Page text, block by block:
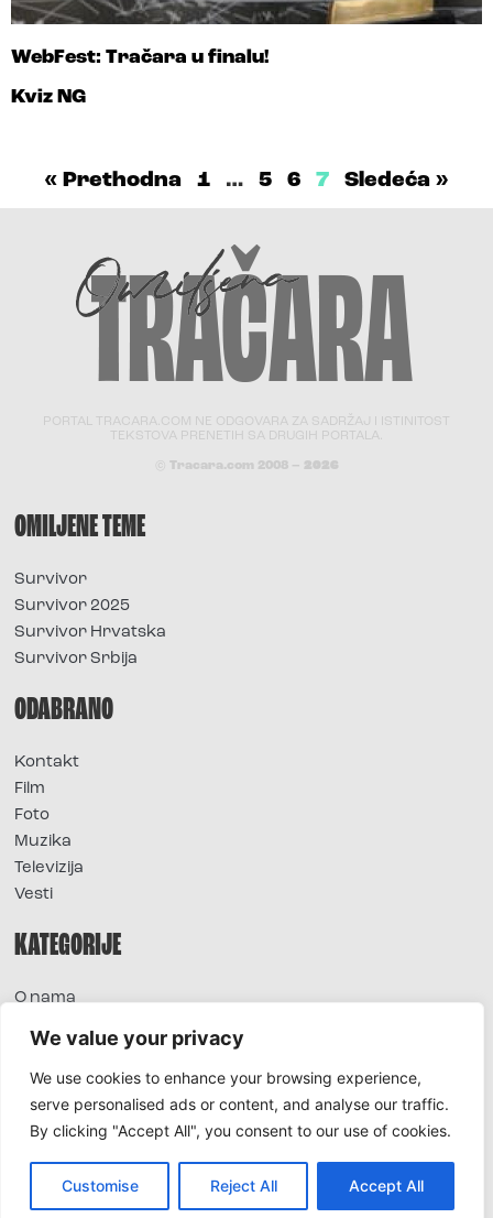
We value your privacy
We use cookies to enhance your browsing experience,
serve personalised ads or content, and analyse our traffic.
By clicking "Accept All", you consent to our use of cookies.
Customise Reject All Accept All
WebFest: Tračara u finalu!
Kviz NG
« Prethodna 1 … 5 6 7 Sledeća »
PORTAL TRACARA.COM NE ODGOVARA ZA SADRŽAJ I ISTINITOST
TEKSTOVA PRENETIH SA DRUGIH PORTALA.
© Tracara.com 2008 – 2026
OMILJENE TEME
Survivor
Survivor 2025
Survivor Hrvatska
Survivor Srbija
ODABRANO
Kontakt
Film
Foto
Muzika
Televizija
Vesti
KATEGORIJE
O nama
Extra
Foto
Moda
TV
Horoskop